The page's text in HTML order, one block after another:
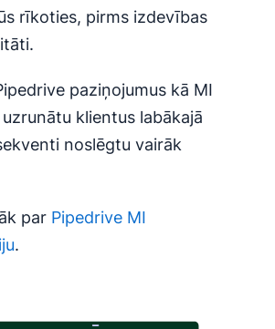
rīkoties, pirms izdevības
paziņojumus kā MI
klientus labākajā
noslēgtu vairāk
par Pipedrive MI
.